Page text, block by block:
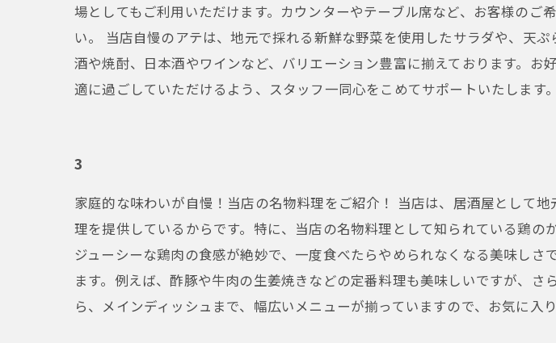
場としてもご利用いただけます。カウンターやテーブル席など、お客様の
い。 当店自慢のアテは、地元で採れる新鮮な野菜を使用したサラダや、天
酒や焼酎、日本酒やワインなど、バリエーション豊富に揃えております。
適に過ごしていただけるよう、スタッフ一同心をこめてサポートいたします
3
家庭的な味わいが自慢！当店の名物料理をご紹介！ 当店は、居酒屋として
理を提供しているからです。特に、当店の名物料理として知られている鶏
ジューシーな鶏肉の食感が絶妙で、一度食べたらやめられなくなる美味し
ます。例えば、酢豚や牛肉の生姜焼きなどの定番料理も美味しいですが、
ら、メインディッシュまで、幅広いメニューが揃っていますので、お気に